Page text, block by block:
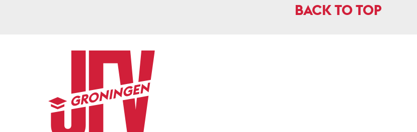
BACK TO TOP